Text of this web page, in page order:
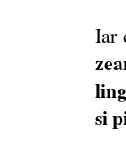
Iar
si